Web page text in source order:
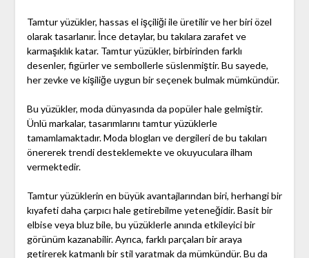
Tamtur yüzükler, hassas el işçiliği ile üretilir ve her biri özel
olarak tasarlanır. İnce detaylar, bu takılara zarafet ve
karmaşıklık katar. Tamtur yüzükler, birbirinden farklı
desenler, figürler ve sembollerle süslenmiştir. Bu sayede,
her zevke ve kişiliğe uygun bir seçenek bulmak mümkündür.
Bu yüzükler, moda dünyasında da popüler hale gelmiştir.
Ünlü markalar, tasarımlarını tamtur yüzüklerle
tamamlamaktadır. Moda blogları ve dergileri de bu takıları
önererek trendi desteklemekte ve okuyuculara ilham
vermektedir.
Tamtur yüzüklerin en büyük avantajlarından biri, herhangi bir
kıyafeti daha çarpıcı hale getirebilme yeteneğidir. Basit bir
elbise veya bluz bile, bu yüzüklerle anında etkileyici bir
görünüm kazanabilir. Ayrıca, farklı parçaları bir araya
getirerek katmanlı bir stil yaratmak da mümkündür. Bu da